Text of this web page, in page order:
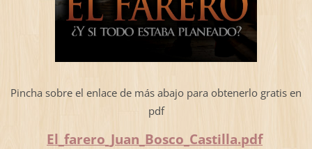
Pincha sobre el enlace de más abajo para obtenerlo gratis en
pdf
El_farero_Juan_Bosco_Castilla.pdf